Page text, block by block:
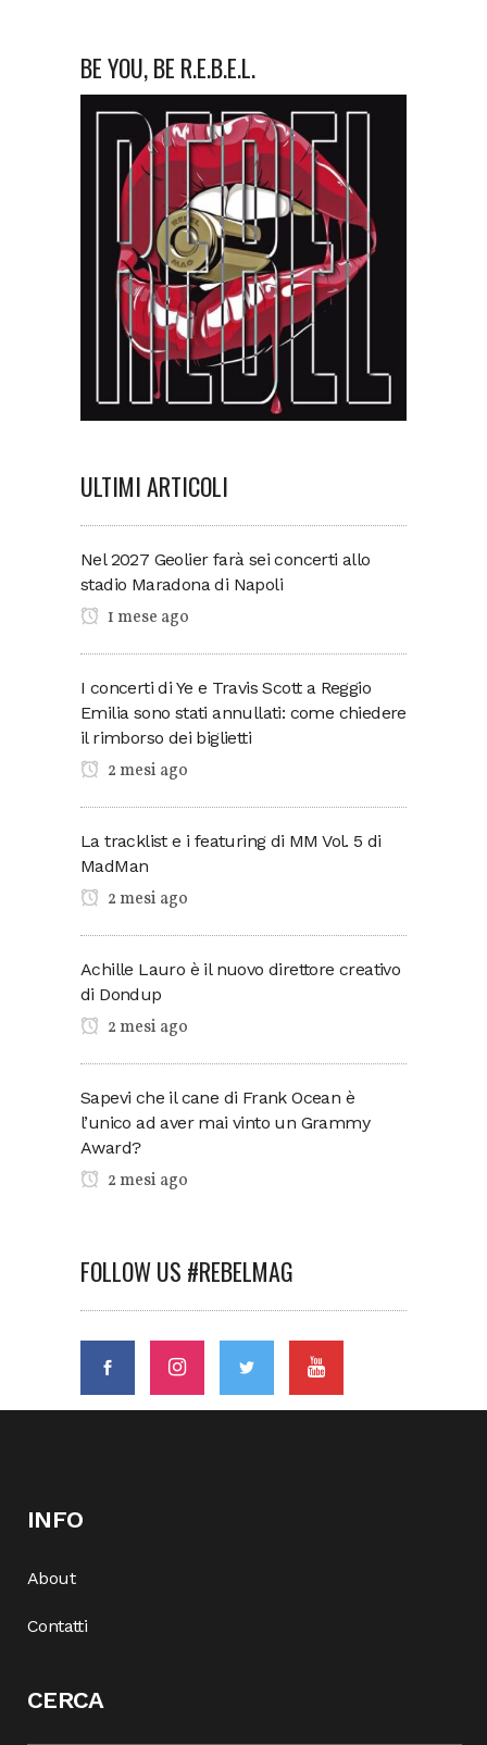
BE YOU, BE R.E.B.E.L.
ULTIMI ARTICOLI
Nel 2027 Geolier farà sei concerti allo
stadio Maradona di Napoli
1 mese ago
I concerti di Ye e Travis Scott a Reggio
Emilia sono stati annullati: come chiedere
il rimborso dei biglietti
2 mesi ago
La tracklist e i featuring di MM Vol. 5 di
MadMan
2 mesi ago
Achille Lauro è il nuovo direttore creativo
di Dondup
2 mesi ago
Sapevi che il cane di Frank Ocean è
l’unico ad aver mai vinto un Grammy
Award?
2 mesi ago
FOLLOW US #REBELMAG
INFO
About
Contatti
CERCA